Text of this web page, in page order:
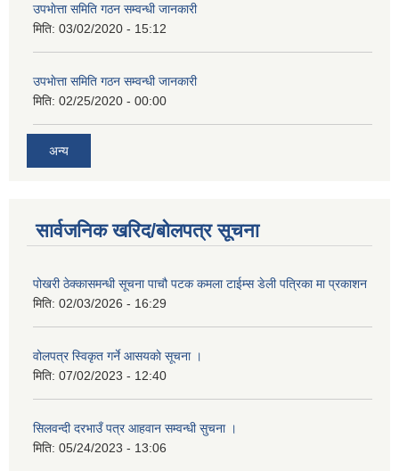
उपभाेत्ता समिति गठन सम्वन्धी जानकारी
मिति: 03/02/2020 - 15:12
उपभाेत्ता समिति गठन सम्वन्धी जानकारी
मिति: 02/25/2020 - 00:00
अन्य
सार्वजनिक खरिद/बोलपत्र सूचना
पोखरी ठेक्कासमन्धी सूचना पाचौ पटक कमला टाईम्स डेली पत्रिका मा प्रकाशन
मिति: 02/03/2026 - 16:29
वोलपत्र स्विकृत गर्ने आसयकाे सूचना ।
मिति: 07/02/2023 - 12:40
सिलवन्दी दरभाउँ पत्र आहवान सम्वन्धी सुचना ।
मिति: 05/24/2023 - 13:06